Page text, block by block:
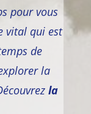
pour vous
vital qui est
de
la
la